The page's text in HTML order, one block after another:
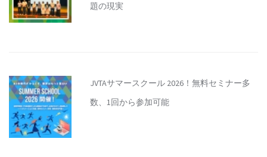
題の現実
JVTAサマースクール 2026！無料セミナー多
数、1回から参加可能